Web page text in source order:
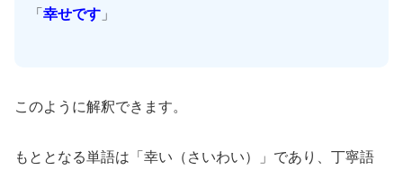
「 幸せです 」
このように解釈できます。
もととなる単語は「幸い（さいわい）」であり、丁寧語